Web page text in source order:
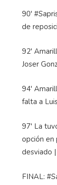
90'
de
92'
Joser
94'
falta a
97' La
opción en
desviado
FINAL: